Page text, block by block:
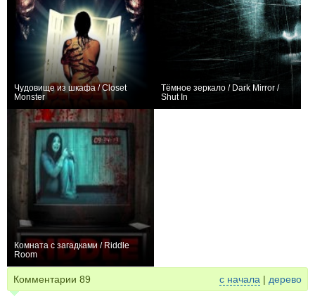
Чудовище из шкафа / Closet
Monster
Тёмное зеркало / Dark Mirror /
Shut In
Комната с загадками / Riddle
Room
Комментарии 89 с начала | дерево